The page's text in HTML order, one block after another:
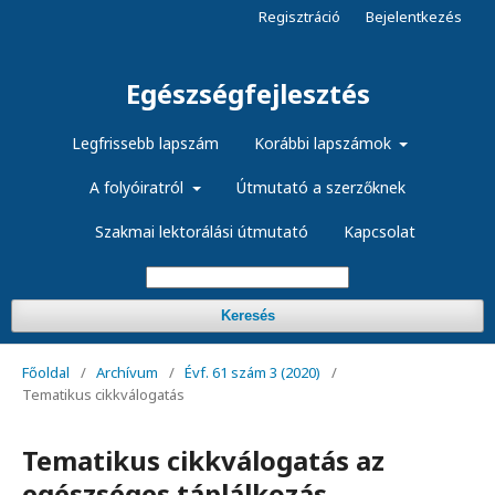
Egészségfejlesztés
Legfrissebb lapszám Korábbi lapszámok
A folyóiratról Útmutató a szerzőknek
Szakmai lektorálási útmutató Kapcsolat
Keresés
Regisztráció Bejelentkezés
Főoldal / Archívum / Évf. 61 szám 3 (2020)
/
Tematikus cikkválogatás
Tematikus cikkválogatás az